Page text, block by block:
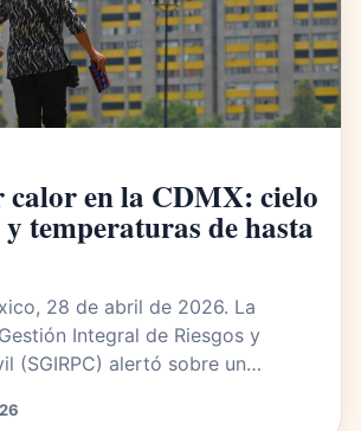
en la CDMX: cielo
temperaturas de hasta
28 de abril de 2026. La
Integral de Riesgos y
(SGIRPC) alertó sobre un…